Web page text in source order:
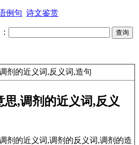
例句 诗文鉴赏
剂的近义词,反义词,造句
思,调剂的近义词,反义
剂的近义词,调剂的反义词,调剂的造